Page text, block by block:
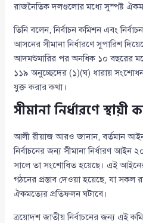
রাজনৈতিক দলগুলোর মধ্যে সুস্পষ্ট
তিনি বলেন, নির্বাচন কমিশন এবং
আসনের সীমানা নির্ধারণে সুপারিশ
আদমশুমারির পর অনধিক ১০ বছরের মধ্যে
১১৯ অনুচ্ছেদের (১)(ঘ) ধারায়
যুক্ত করার কথা।
সীমানা নির্ধারণে
আলী রীয়াজ আরও জানান, বর্তমান
নির্বাচনের জন্য সীমানা নির্ধারণ
সালে তা সংশোধিত হয়েছে। এই আইনের
গঠনের প্রস্তাব দেওয়া হয়েছে, যা সকল
ঐকমত্যের প্রতিফলন ঘটাবে।
ত্রয়োদশ জাতীয় নির্বাচনের জন্য এই